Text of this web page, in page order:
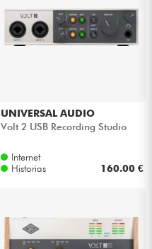
UNIVERSAL AUDIO
Volt 2 USB Recording Studio
Internet
Historias
160.00 €